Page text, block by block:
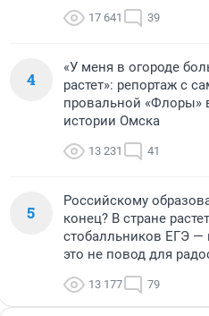
17 641 39
4
«У меня в огороде
растет»: репортаж с
провальной «Флоры»
истории Омска
13 231 41
5
Российскому
конец? В стране
стобалльников ЕГЭ —
это не повод для
13 177 79